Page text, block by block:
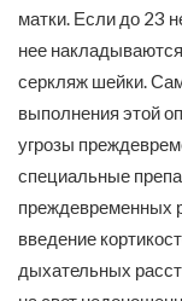
матки. Если до 23
нее
серкляж шейки.
выполнения этой
угрозы
специальные
преждевременных
введение
дыхательных